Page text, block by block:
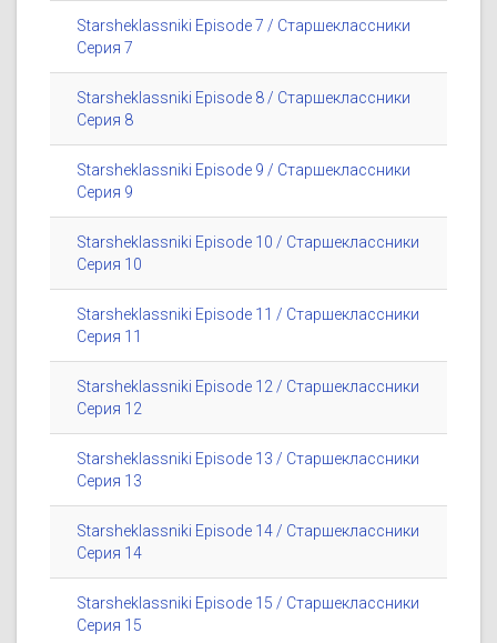
Starsheklassniki Episode 7 / Старшеклассники
Серия 7
Starsheklassniki Episode 8 / Старшеклассники
Серия 8
Starsheklassniki Episode 9 / Старшеклассники
Серия 9
Starsheklassniki Episode 10 / Старшеклассники
Серия 10
Starsheklassniki Episode 11 / Старшеклассники
Серия 11
Starsheklassniki Episode 12 / Старшеклассники
Серия 12
Starsheklassniki Episode 13 / Старшеклассники
Серия 13
Starsheklassniki Episode 14 / Старшеклассники
Серия 14
Starsheklassniki Episode 15 / Старшеклассники
Серия 15